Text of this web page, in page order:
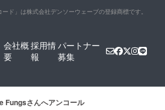
ード」は株式会社デンソーウェーブの登録商標です。
会社概
要
採用情
報
パートナー
募集
Fungsさんへアンコール